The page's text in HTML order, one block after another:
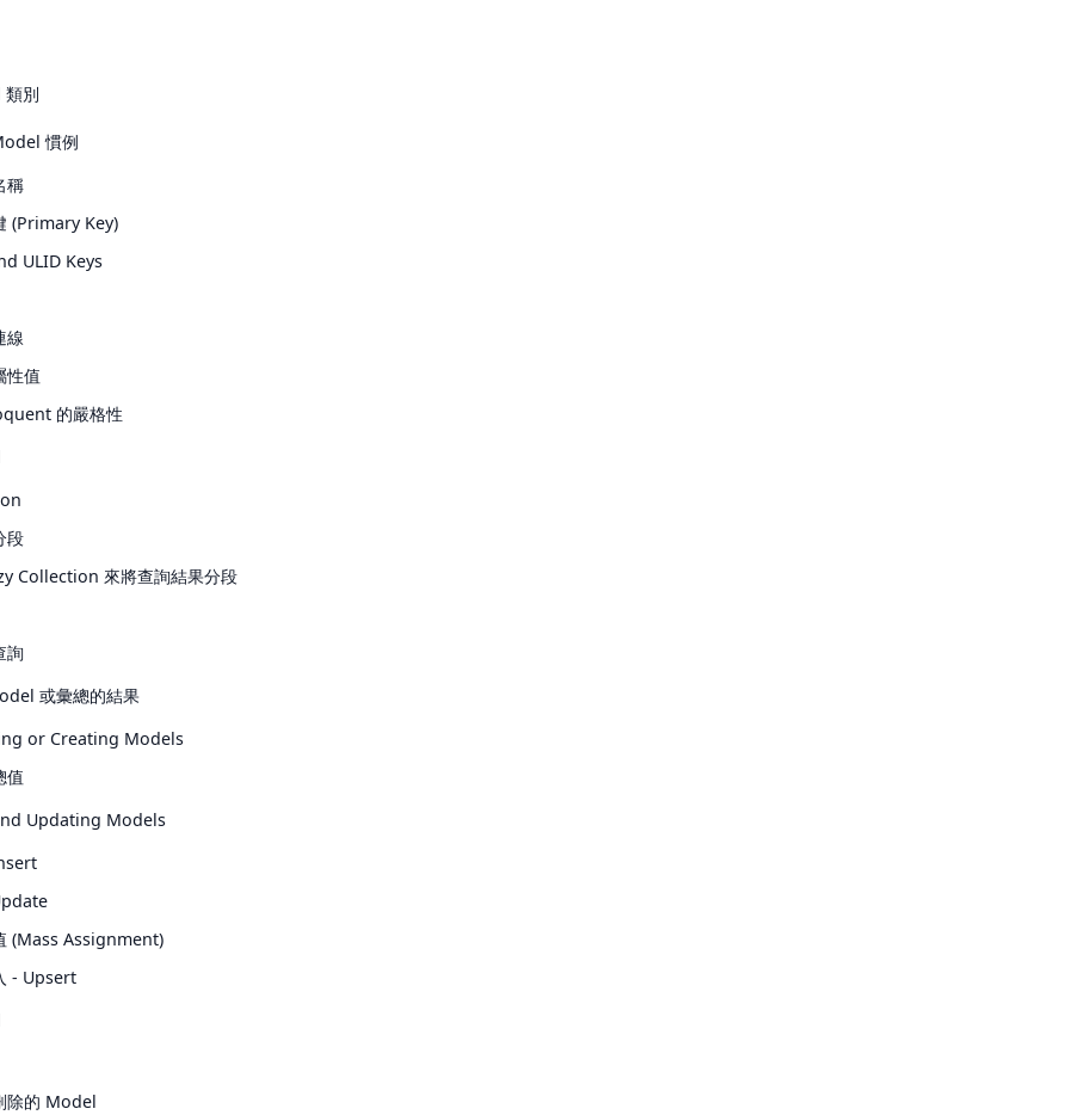
別
慣例
稱
(Primary Key)
ULID Keys
線
性值
的嚴格性
段
Collection 來將查詢結果分段
詢
或彙總的結果
or Creating Models
值
Updating Models
(Mass Assignment)
- Upsert
除的 Model